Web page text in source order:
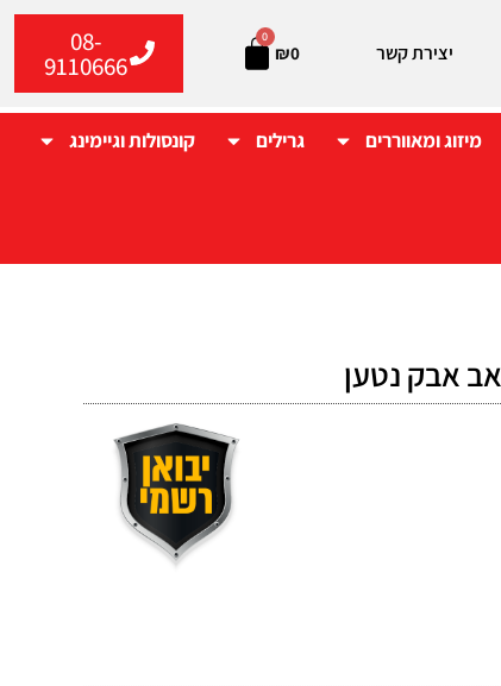
יצירת קשר ₪0
0
08-
9110666
מיזוג ומאווררים גרילים קונסולות וגיימינג